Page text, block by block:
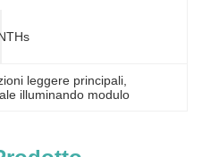
leggere principali
illuminando modulo